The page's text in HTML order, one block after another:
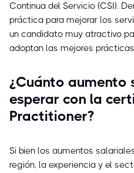
Continua del Servicio (CSI).
práctica para mejorar los
un candidato muy atractivo
adoptan las mejores
¿Cuánto aumento
esperar con la
Practitioner?
Si bien los aumentos
región, la experiencia y el